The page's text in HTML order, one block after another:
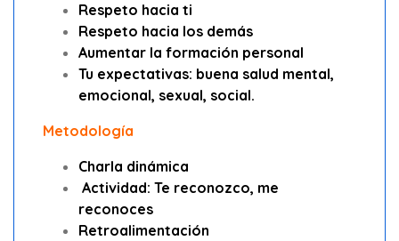
Respeto hacia ti
Respeto hacia los demás
Aumentar la formación personal
Tu expectativas: buena salud mental,
emocional, sexual, social.
Metodología
Charla dinámica
Actividad: Te reconozco, me
reconoces
Retroalimentación